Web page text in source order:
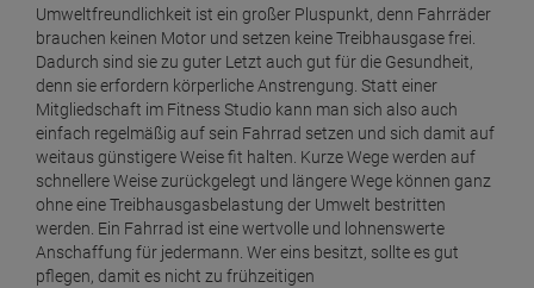
Umweltfreundlichkeit ist ein großer Pluspunkt, denn Fahrräder
brauchen keinen Motor und setzen keine Treibhausgase frei.
Dadurch sind sie zu guter Letzt auch gut für die Gesundheit,
denn sie erfordern körperliche Anstrengung. Statt einer
Mitgliedschaft im Fitness Studio kann man sich also auch
einfach regelmäßig auf sein Fahrrad setzen und sich damit auf
weitaus günstigere Weise fit halten. Kurze Wege werden auf
schnellere Weise zurückgelegt und längere Wege können ganz
ohne eine Treibhausgasbelastung der Umwelt bestritten
werden. Ein Fahrrad ist eine wertvolle und lohnenswerte
Anschaffung für jedermann. Wer eins besitzt, sollte es gut
pflegen, damit es nicht zu frühzeitigen